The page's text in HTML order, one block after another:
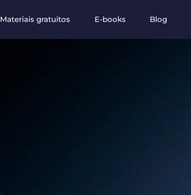
Materiais gratuitos E-books Blog